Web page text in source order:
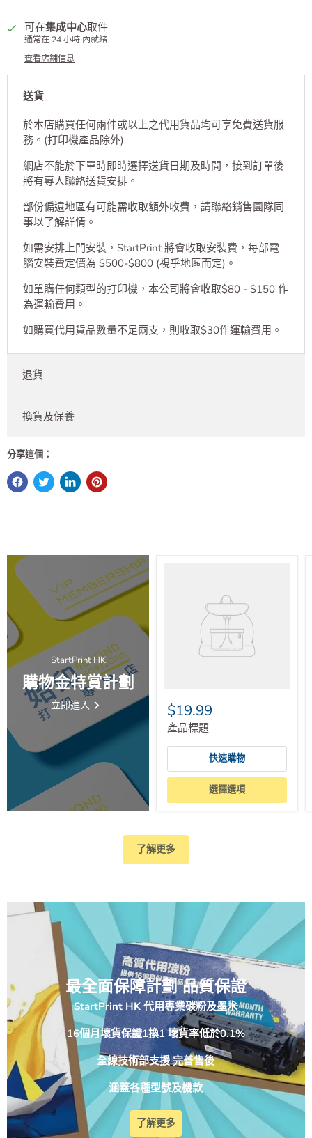
可在集成中心取件
通常在 24 小時 內就緒
查看店鋪信息
送貨
於本店購買任何兩件或以上之代用貨品均可享免費送貨服
務。(打印機產品除外)
網店不能於下單時即時選擇送貨日期及時間，接到訂單後
將有專人聯絡送貨安排。
部份偏遠地區有可能需收取額外收費，請聯絡銷售團隊同
事以了解詳情。
如需安排上門安裝，StartPrint 將會收取安裝費，每部電
腦安裝費定價為 $500-$800 (視乎地區而定)。
如單購任何類型的打印機，本公司將會收取$80 - $150 作
為運輸費用。
如購買代用貨品數量不足兩支，則收取$30作運輸費用。
退貨
換貨及保養
分享這個：
StartPrint HK
購物金特賞計劃
立即進入 $19.99
產品標題
快速購物
選擇選項
了解更多
最全面保障計劃 品質保證
StartPrint HK 代用專業碳粉及墨水
16個月壞貨保證1換1 壞貨率低於0.1%
全線技術部支援 完善售後
涵蓋各種型號及機款
了解更多